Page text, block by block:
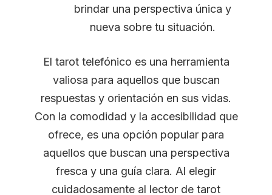
brindar una perspectiva única y
nueva sobre tu situación.
El tarot telefónico es una herramienta
valiosa para aquellos que buscan
respuestas y orientación en sus vidas.
Con la comodidad y la accesibilidad que
ofrece, es una opción popular para
aquellos que buscan una perspectiva
fresca y una guía clara. Al elegir
cuidadosamente al lector de tarot